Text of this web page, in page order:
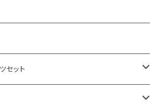
セット
セットすべて